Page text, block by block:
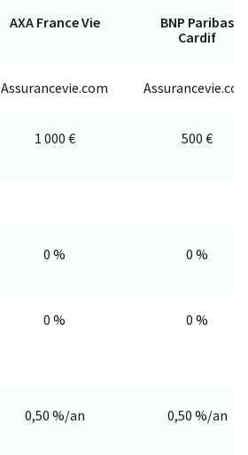
AXA France Vie
BNP Paribas
Cardif
Assurancevie.com
1 000 € 500 €
0 % 0 %
0 % 0 %
0,50 %/an 0,50 %/an